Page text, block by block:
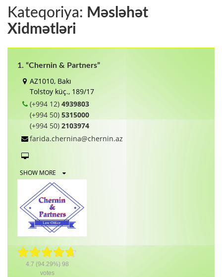
Kateqoriya: Məsləhət
Xidmətləri
1. “Chernin & Partners”
AZ1010, Bakı
Tolstoy küç., 189/17
(+994 12) 4939803
(+994 50) 5315000
(+994 50) 2103974
farida.chernina@chernin.az
SHOW MORE
4.7 (94.29%) 98
votes